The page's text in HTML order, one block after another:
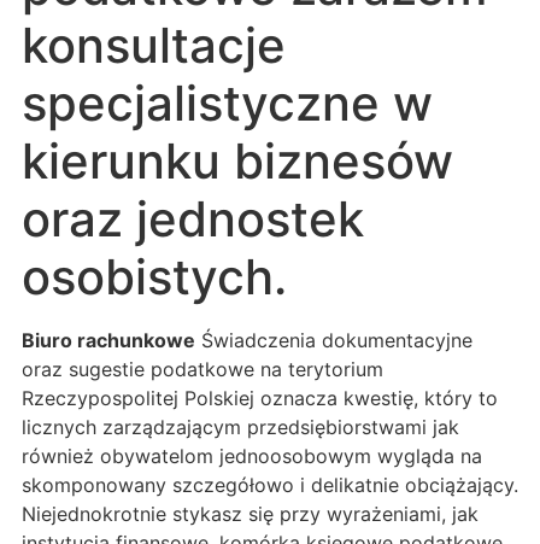
konsultacje
specjalistyczne w
kierunku biznesów
oraz jednostek
osobistych.
Biuro rachunkowe Świadczenia dokumentacyjne
oraz sugestie podatkowe na terytorium
Rzeczypospolitej Polskiej oznacza kwestię, który to
licznych zarządzającym przedsiębiorstwami jak
również obywatelom jednoosobowym wygląda na
skomponowany szczegółowo i delikatnie obciążający.
Niejednokrotnie stykasz się przy wyrażeniami, jak